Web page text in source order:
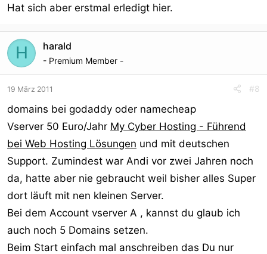
Hat sich aber erstmal erledigt hier.
H harald
- Premium Member -
19 März 2011 #8
domains bei godaddy oder namecheap
Vserver 50 Euro/Jahr My Cyber Hosting - Führend
bei Web Hosting Lösungen und mit deutschen
Support. Zumindest war Andi vor zwei Jahren noch
da, hatte aber nie gebraucht weil bisher alles Super
dort läuft mit nen kleinen Server.
Bei dem Account vserver A , kannst du glaub ich
auch noch 5 Domains setzen.
Beim Start einfach mal anschreiben das Du nur